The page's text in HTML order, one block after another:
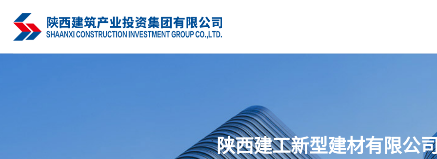
陕西建工新型建材有限公